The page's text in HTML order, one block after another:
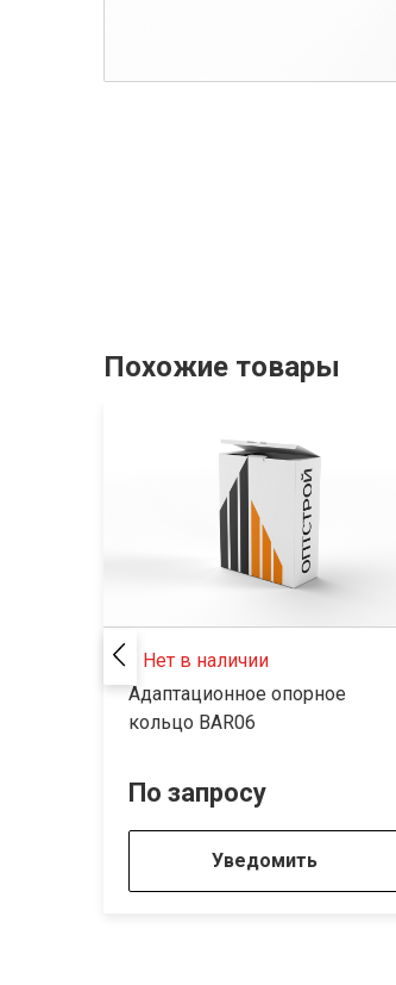
Похожие товары
Нет в наличии
Адаптационное опорное
кольцо BAR06
По запросу
Уведомить